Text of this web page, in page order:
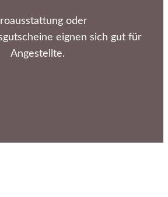
oder
eignen sich gut für
Angestellte.